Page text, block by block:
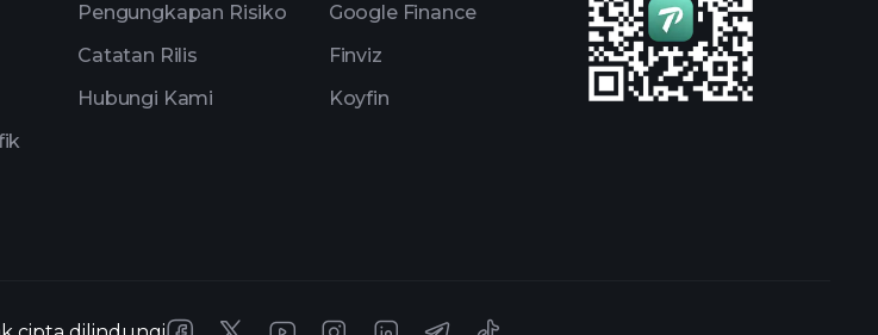
Pengungkapan Risiko
Catatan Rilis
Hubungi Kami
Google Finance
Finviz
Koyfin